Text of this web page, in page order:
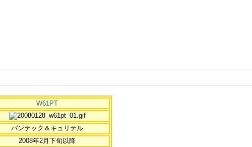
W61PT
パンテック＆キュリテル
2008年2月下旬以降